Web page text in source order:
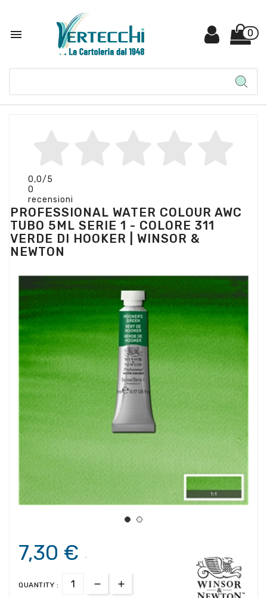
 0
0,0/5
0
recensioni
PROFESSIONAL WATER COLOUR AWC
TUBO 5ML SERIE 1 - COLORE 311
VERDE DI HOOKER | WINSOR &
NEWTON
7,30 € .
QUANTITY :